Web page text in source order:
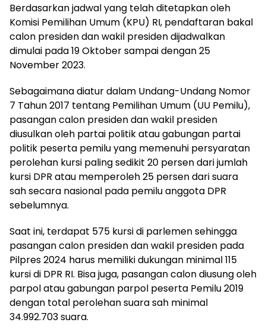
Berdasarkan jadwal yang telah ditetapkan oleh
Komisi Pemilihan Umum (KPU) RI, pendaftaran bakal
calon presiden dan wakil presiden dijadwalkan
dimulai pada 19 Oktober sampai dengan 25
November 2023.
Sebagaimana diatur dalam Undang-Undang Nomor
7 Tahun 2017 tentang Pemilihan Umum (UU Pemilu),
pasangan calon presiden dan wakil presiden
diusulkan oleh partai politik atau gabungan partai
politik peserta pemilu yang memenuhi persyaratan
perolehan kursi paling sedikit 20 persen dari jumlah
kursi DPR atau memperoleh 25 persen dari suara
sah secara nasional pada pemilu anggota DPR
sebelumnya.
Saat ini, terdapat 575 kursi di parlemen sehingga
pasangan calon presiden dan wakil presiden pada
Pilpres 2024 harus memiliki dukungan minimal 115
kursi di DPR RI. Bisa juga, pasangan calon diusung oleh
parpol atau gabungan parpol peserta Pemilu 2019
dengan total perolehan suara sah minimal
34.992.703 suara.